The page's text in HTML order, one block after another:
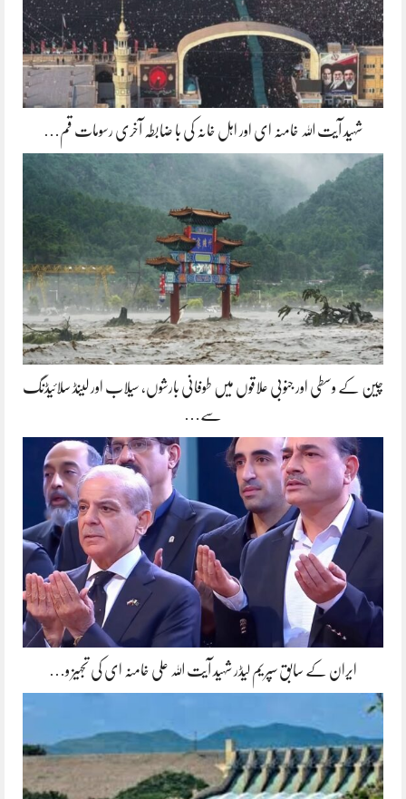
شہید آیت اللہ خامنہ ای اور اہل خانہ کی با ضابطہ آخری رسومات قم…
چین کے وسطی اور جنوبی علاقوں میں طوفانی بارشوں، سیلاب اور لینڈ سلائیڈنگ
سے…
ایران کے سابق سپریم لیڈر شہید آیت اللہ علی خامنہ ای کی تجہیز و…